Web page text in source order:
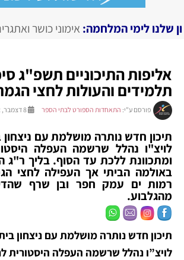
אימוני כושר ואתגרים מצולמים, מגזין
אליפות התיכוניים תשפ"ג
תלמידים והעולות לחצי
פורסם ע"י: התאחדות הספורט לבתי הספר
תיכון חדש נותרה מושלמת עם ניצחון
לויצ"ו נהלל שרשמה העפלה
ומתכוונת ללכת עד הסוף. בליך ר"ג
באולמה הביתי אך העפילה לחצי
רמות ים עמק חפר ובן שרף
מהגלבוע.
תיכון חדש נותרה מושלמת עם ניצחון
לויצ”ו נהלל שרשמה העפלה היסטורית